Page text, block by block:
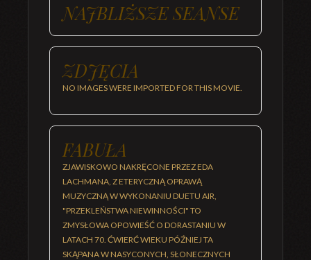
NAJBLIŻSZE SEANSE
ZDJĘCIA
NO IMAGES WERE IMPORTED FOR THIS MOVIE.
FABUŁA
ZJAWISKOWO NAKRĘCONE PRZEZ EDA
LACHMANA, Z ETERYCZNĄ OPRAWĄ
MUZYCZNĄ W WYKONANIU DUETU AIR,
"PRZEKLEŃSTWA NIEWINNOŚCI" TO
ZMYSŁOWA OPOWIEŚĆ O DORASTANIU W
LATACH 70. ĆWIERĆ WIEKU PÓŹNIEJ TA
SKĄPANA W NASYCONYCH, SŁONECZNYCH